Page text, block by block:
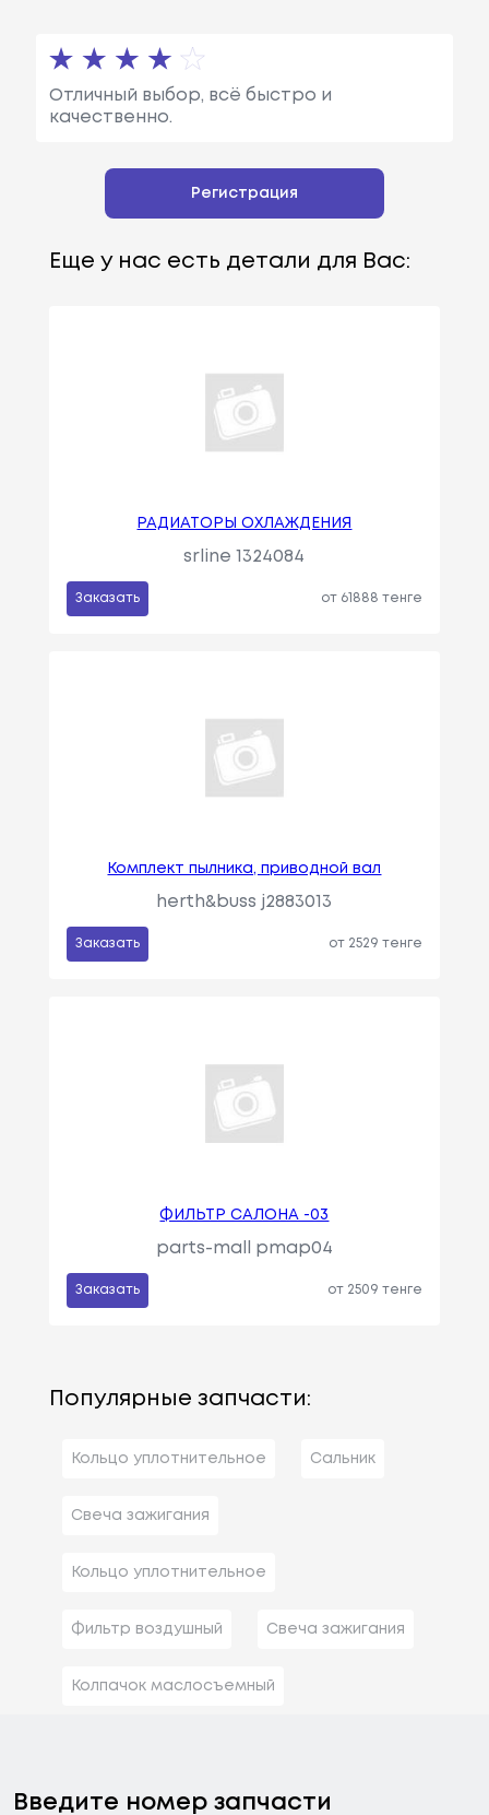
Отличный выбор, всё быстро и
качественно.
Регистрация
Еще у нас есть детали для Вас:
РАДИАТОРЫ ОХЛАЖДЕНИЯ
srline 1324084
Заказать от 61888 тенге
Комплект пылника, приводной вал
herth&buss j2883013
Заказать от 2529 тенге
ФИЛЬТР САЛОНА -03
parts-mall pmap04
Заказать от 2509 тенге
Популярные запчасти:
Кольцо уплотнительное Сальник
Свеча зажигания
Кольцо уплотнительное
Фильтр воздушный Свеча зажигания
Колпачок маслосъемный
Введите номер запчасти